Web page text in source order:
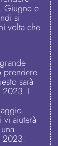
Giugno e
si
volta che
prendere
sarà
2023. I
aiuterà
2023.